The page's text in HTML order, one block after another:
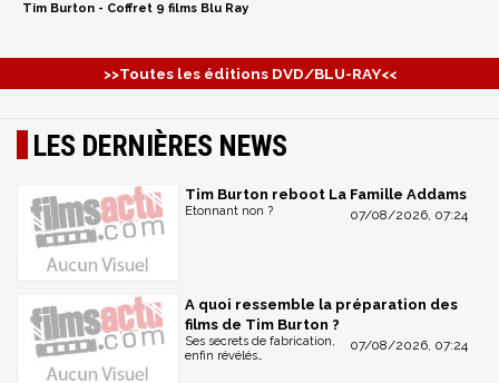
Tim Burton - Coffret 9 films Blu Ray
>>Toutes les éditions DVD/BLU-RAY<<
LES DERNIÈRES NEWS
Tim Burton reboot La Famille Addams
07/08/2026, 07:24
Etonnant non ?
A quoi ressemble la préparation des
films de Tim Burton ?
07/08/2026, 07:24
Ses secrets de fabrication,
enfin révélés…